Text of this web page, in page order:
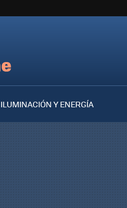
ILUMINACIÓN Y ENERGÍA